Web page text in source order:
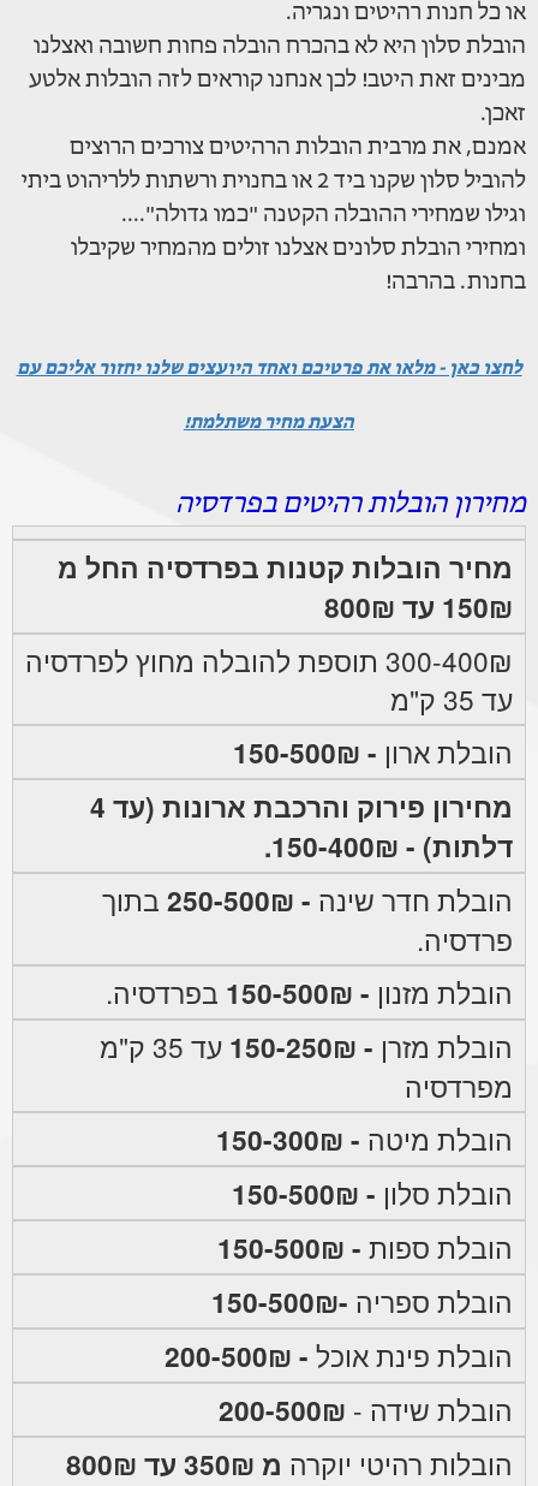
או כל חנות רהיטים ונגריה.
הובלת סלון היא לא בהכרח הובלה פחות חשובה ואצלנו
מבינים זאת היטב! לכן אנחנו קוראים לזה הובלות אלטע
זאכן.
אמנם, את מרבית הובלות הרהיטים צורכים הרוצים
להוביל סלון שקנו ביד 2 או בחנוית ורשתות ללריהוט ביתי
וגילו שמחירי ההובלה הקטנה "כמו גדולה"....
ומחירי הובלת סלונים אצלנו זולים מהמחיר שקיבלו
בחנות. בהרבה!
לחצו כאן - מלאו את פרטיכם ואחד היועצים שלנו יחזור אליכם עם
הצעת מחיר משתלמת!
מחירון הובלות רהיטים בפרדסיה
מחיר הובלות קטנות בפרדסיה החל מ
150₪ עד 800₪
300-400₪ תוספת להובלה מחוץ לפרדסיה
עד 35 ק"מ
הובלת ארון - 150-500₪
מחירון פירוק והרכבת ארונות (עד 4
דלתות) - 150-400₪.
הובלת חדר שינה - 250-500₪
בתוך
פרדסיה.
הובלת מזנון - 150-500₪
בפרדסיה.
הובלת מזרן - 150-250₪
עד 35 ק"מ
מפרדסיה
הובלת מיטה - 150-300₪
הובלת סלון - 150-500₪
הובלת ספות - 150-500₪
הובלת ספריה -150-500₪
הובלת פינת אוכל - 200-500₪
הובלת שידה - 200-500₪
הובלות רהיטי יוקרה מ 350₪ עד 800₪